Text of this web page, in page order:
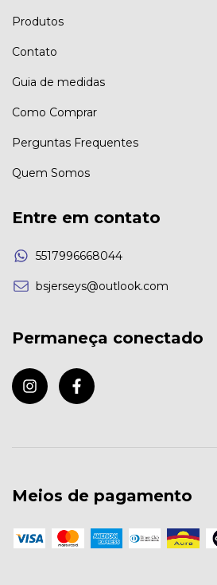
Produtos
Contato
Guia de medidas
Como Comprar
Perguntas Frequentes
Quem Somos
Entre em contato
5517996668044
bsjerseys@outlook.com
Permaneça conectado
Meios de pagamento